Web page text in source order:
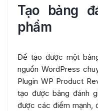
Tạo bảng
phẩm
Để tạo được một
nguồn WordPress
Plugin WP Product
tạo được bảng đánh
được các điểm mạnh,